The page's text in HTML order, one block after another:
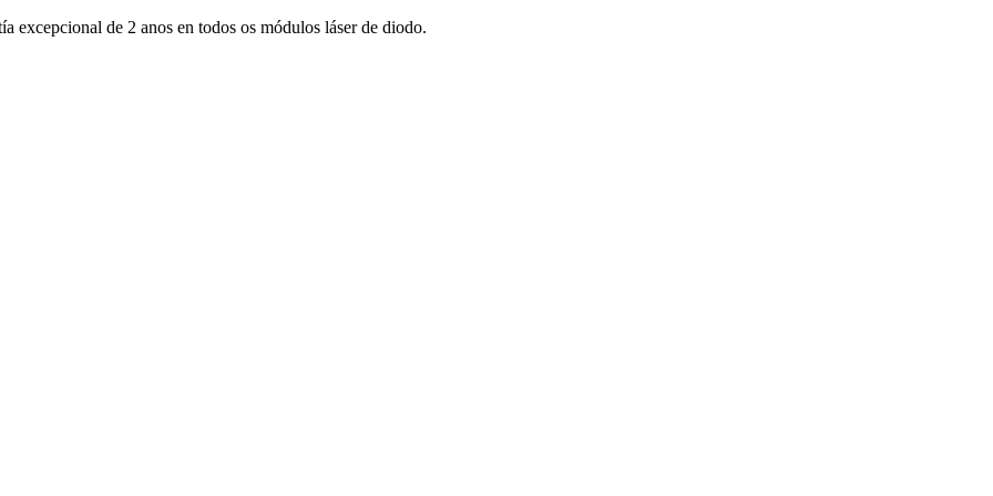
excepcional de 2 anos en todos os módulos láser de diodo.